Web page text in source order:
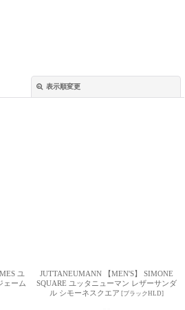
表示順変更
ユ
ェーム
JUTTANEUMANN 【MEN'S】 SIMONE
SQUARE ユッタニューマン レザーサンダ
ル シモーネスクエア [ブラックHLD]